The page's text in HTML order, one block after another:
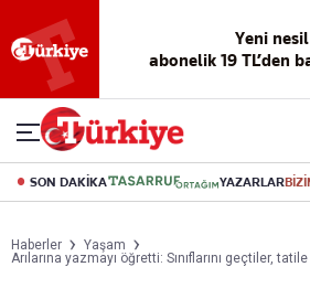
okuma
deneyimi
dijital arşiv
Akıllı
SON DAKİKA YAZARLAR
Haberler
Yaşam
Arılarına yazmayı öğretti: Sınıflarını geçtiler,